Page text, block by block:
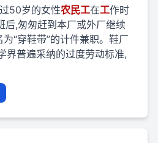
50岁的女性农民工在工作时
后,匆匆赶到本厂或外厂继续
“穿鞋带”的计件兼职。鞋厂
界普遍采纳的过度劳动标准,